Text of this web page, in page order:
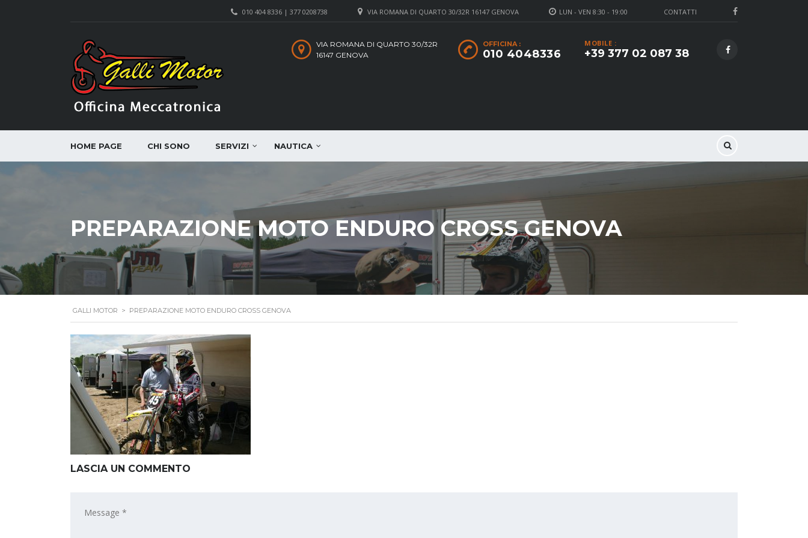
CONTATTI
LUN - VEN 8:30 - 19:00
VIA ROMANA DI QUARTO 30/32R 16147 GENOVA
010 404 8336 | 377 0208738
MOBILE :
+39 377 02 087 38
OFFICINA :
010 4048336
VIA ROMANA DI QUARTO 30/32R
16147 GENOVA
HOME PAGE CHI SONO SERVIZI NAUTICA
PREPARAZIONE MOTO ENDURO CROSS GENOVA
GALLI MOTOR > PREPARAZIONE MOTO ENDURO CROSS GENOVA
LASCIA UN COMMENTO